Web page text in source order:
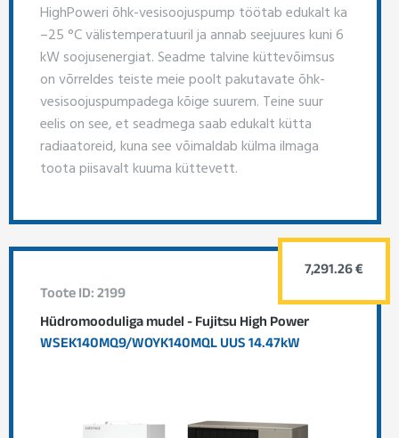
HighPoweri õhk-vesisoojuspump töötab edukalt ka
–25 °C välistemperatuuril ja annab seejuures kuni 6
kW soojusenergiat. Seadme talvine küttevõimsus
on võrreldes teiste meie poolt pakutavate õhk-
vesisoojuspumpadega kõige suurem. Teine suur
eelis on see, et seadmega saab edukalt kütta
radiaatoreid, kuna see võimaldab külma ilmaga
toota piisavalt kuuma küttevett.
Toote ID: 2199
Hüdromooduliga mudel - Fujitsu High Power
WSEK140MQ9/WOYK140MQL UUS 14.47kW
7,291.26 €